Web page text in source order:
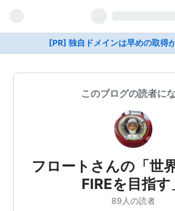
[PR] 独自ドメインは早めの取得
このブログの読者に
フロートさんの「世
FIREを目指す
89人の読者